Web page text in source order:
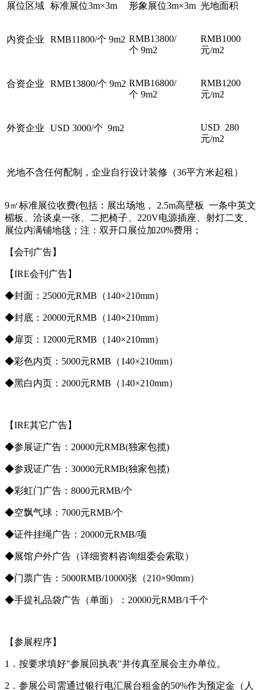
展位区域 标准展位3m×3m 形象展位3m×3m 光地面积
内资企业 RMB11800/个 9m2 RMB13800/
个 9m2
RMB1000
元/m2
合资企业 RMB13800/个 9m2 RMB16800/
个 9m2
RMB1200
元/m2
外资企业 USD 3000/个 9m2
USD 280
元/m2
光地不含任何配制，企业自行设计装修（36平方米起租）
9㎡标准展位收费(包括：展出场地， 2.5m高壁板 一条中英文
楣板、洽谈桌一张、二把椅子、220V电源插座、射灯二支、
展位内满铺地毯；注：双开口展位加20%费用；
【会刊广告】
【IRE会刊广告】
◆封面：25000元RMB（140×210mm）
◆封底：20000元RMB（140×210mm）
◆扉页：12000元RMB（140×210mm）
◆彩色内页：5000元RMB（140×210mm）
◆黑白内页：2000元RMB（140×210mm）
【IRE其它广告】
◆参展证广告：20000元RMB(独家包揽)
◆参观证广告：30000元RMB(独家包揽)
◆彩虹门广告：8000元RMB/个
◆空飘气球：7000元RMB/个
◆证件挂绳广告：20000元RMB/项
◆展馆户外广告（详细资料咨询组委会索取）
◆门票广告：5000RMB/10000张（210×90mm）
◆手提礼品袋广告（单面）：20000元RMB/1千个
【参展程序】
1．按要求填好"参展回执表"并传真至展会主办单位。
2．参展公司需通过银行电汇展台租金的50%作为预定金（人